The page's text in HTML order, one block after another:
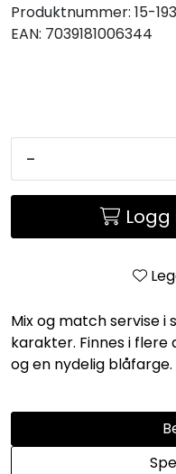
Produktnummer: 15-
EAN: 7039181006344
-
Mix og match servise i
karakter. Finnes i
og en nydelig blåfarge.
JUL